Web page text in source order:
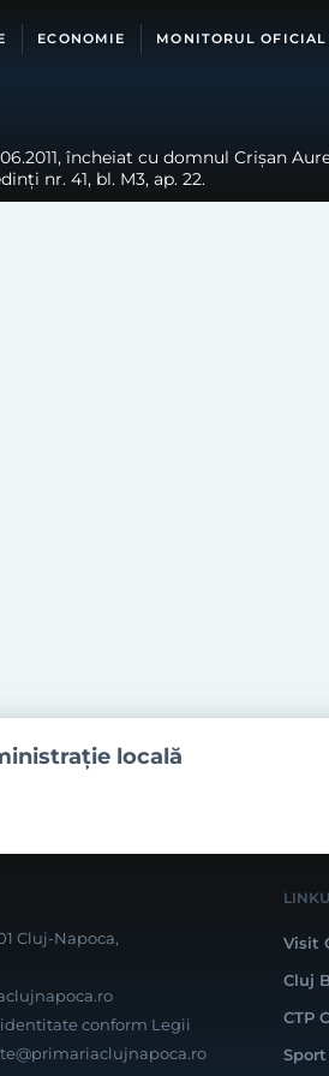
ECONOMIE MONITORUL
încheiat cu domnul Crișan
nr. 41, bl. M3, ap. 22.
locală
Cluj-Napoca,
conform Legii
Visit
Cluj
CTP